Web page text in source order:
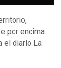
por encima
el diario La